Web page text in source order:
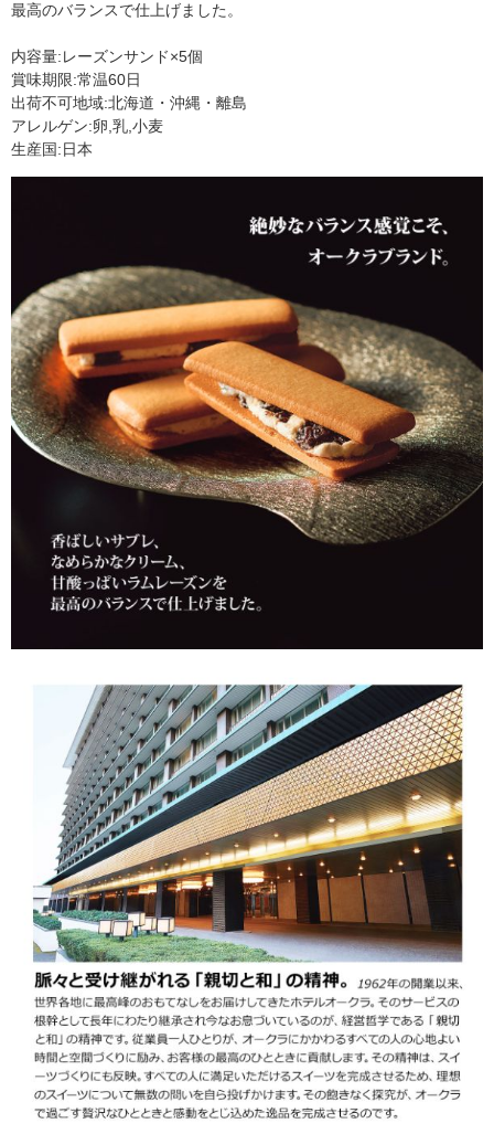
最高のバランスで仕上げました。
内容量:レーズンサンド×5個
賞味期限:常温60日
出荷不可地域:北海道・沖縄・離島
アレルゲン:卵,乳,小麦
生産国:日本